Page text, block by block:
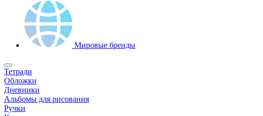
Мировые бренды
Тетради
Обложки
Дневники
Альбомы для рисования
Ручки